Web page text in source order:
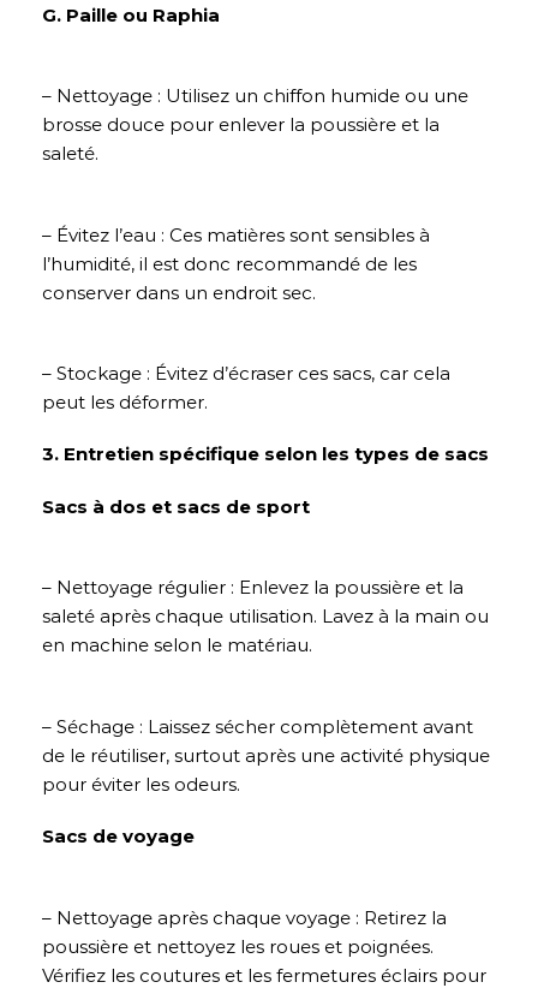
G. Paille ou Raphia
– Nettoyage : Utilisez un chiffon humide ou une
brosse douce pour enlever la poussière et la
saleté.
– Évitez l’eau : Ces matières sont sensibles à
l’humidité, il est donc recommandé de les
conserver dans un endroit sec.
– Stockage : Évitez d’écraser ces sacs, car cela
peut les déformer.
3. Entretien spécifique selon les types de sacs
Sacs à dos et sacs de sport
– Nettoyage régulier : Enlevez la poussière et la
saleté après chaque utilisation. Lavez à la main ou
en machine selon le matériau.
– Séchage : Laissez sécher complètement avant
de le réutiliser, surtout après une activité physique
pour éviter les odeurs.
Sacs de voyage
– Nettoyage après chaque voyage : Retirez la
poussière et nettoyez les roues et poignées.
Vérifiez les coutures et les fermetures éclairs pour